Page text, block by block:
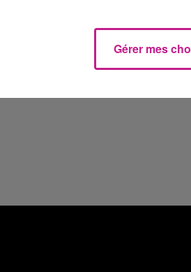
avec Chemi'nette à
Gérer mes